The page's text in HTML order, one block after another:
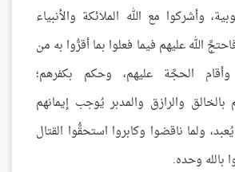
وأشركوا مع الله الملائكة والأنبياء
الله عليهم فيما فعلوا بما أقرُّوا به من
وأقام الحجَّة عليهم، وحكم بكفرهم؛
بالخالق والرازق والمدبر يُوجب إيمانهم
ولما ناقضوا وكابروا استحقُّوا القتال
بالله وحده.